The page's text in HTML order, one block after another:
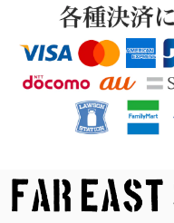
2026/04/02
2026/03/26